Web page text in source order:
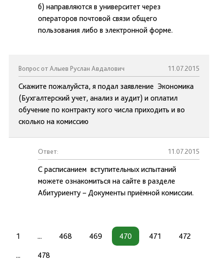
б) направляются в университет через
операторов почтовой связи общего
пользования либо в электронной форме.
Вопрос от Алыев Руслан Авдалович 11.07.2015
Скажите пожалуйста, я подал заявление Экономика
(Бухгалтерский учет, анализ и аудит) и оплатил
обучение по контракту кого числа приходить и во
сколько на комиссию
Ответ: 11.07.2015
С расписанием вступительных испытаний
можете ознакомиться на сайте в разделе
Абитуриенту – Документы приёмной комиссии.
1 ... 468 469 470 471 472
... 478